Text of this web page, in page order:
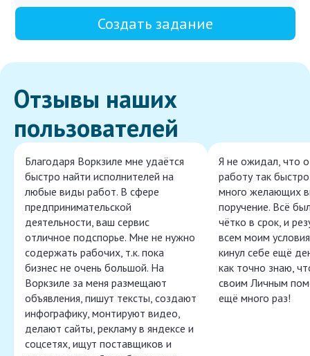
Создать задание
Отзывы наших
пользователей
Благодаря Воркзиле мне удаётся
быстро найти исполнителей на
любые виды работ. В сфере
предпринимательской
деятельности, ваш сервис
отличное подспорье. Мне не нужно
содержать рабочих, т.к. пока
бизнес не очень большой. На
Воркзиле за меня размещают
объявления, пишут тексты, создают
инфографику, монтируют видео,
делают сайты, рекламу в яндексе и
соцсетях, ищут поставщиков и
Я не ожидал, что
работу так
много желающих
поручение. Всё
чётко в срок, и
всем моим
кинул себе ещё
как точно знаю,
своим Личным
ещё много раз!